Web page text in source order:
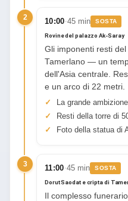
2 10:00·45 min SOSTA
Rovine del palazzo Ak-Saray
Gli imponenti resti
Tamerlano — un
dell'Asia centrale.
e un arco di 22 metri.
La grande
Resti della torre di
Foto della statua di
3 11:00·45 min SOSTA
Dorut Saodat e cripta di
Il complesso